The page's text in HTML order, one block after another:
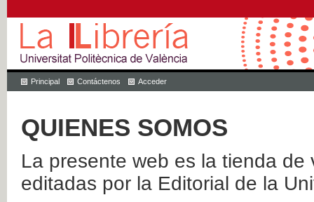
Principal Contáctenos Acceder
QUIENES SOMOS
La presente web es la tienda
editadas por la Editorial de la